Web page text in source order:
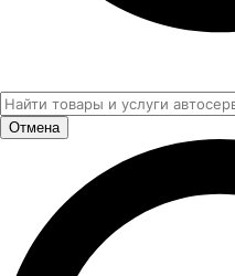
Отмена